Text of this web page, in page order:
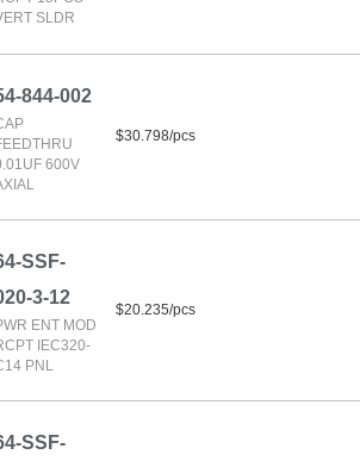
SLDR
844-002
600V
$30.798/pcs
SSF-
3-12
ENT MOD
IEC320-
PNL
$20.235/pcs
SSF-